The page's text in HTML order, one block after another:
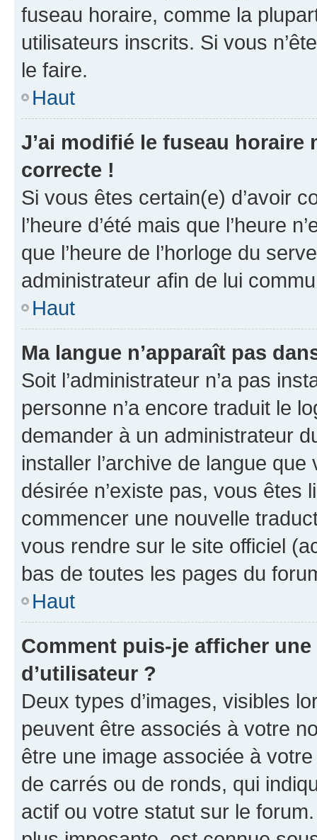
fuseau horaire, comme la
utilisateurs inscrits. Si vous
le faire.
Haut
J’ai modifié le fuseau horaire
correcte !
Si vous êtes certain(e) d’avoir
l’heure d’été mais que l’heure
que l’heure de l’horloge du
administrateur afin de lui
Haut
Ma langue n’apparaît pas
Soit l’administrateur n’a pas
personne n’a encore traduit le
demander à un administrateur
installer l’archive de langue
désirée n’existe pas, vous êtes
commencer une nouvelle
vous rendre sur le site officiel
bas de toutes les pages du
Haut
Comment puis-je afficher
d’utilisateur ?
Deux types d’images, visibles
peuvent être associés à votre
être une image associée à
de carrés ou de ronds, qui
actif ou votre statut sur le